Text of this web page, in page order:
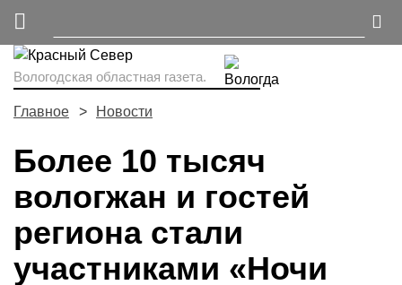
Вологодская областная газета.
Главное Новости
Более 10 тысяч
вологжан и гостей
региона стали
участниками «Ночи